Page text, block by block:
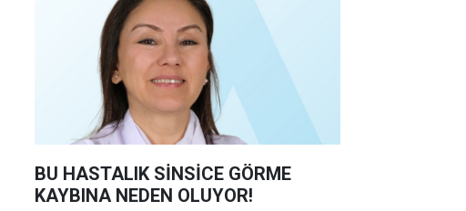
BU HASTALIK SİNSİCE GÖRME
KAYBINA NEDEN OLUYOR!